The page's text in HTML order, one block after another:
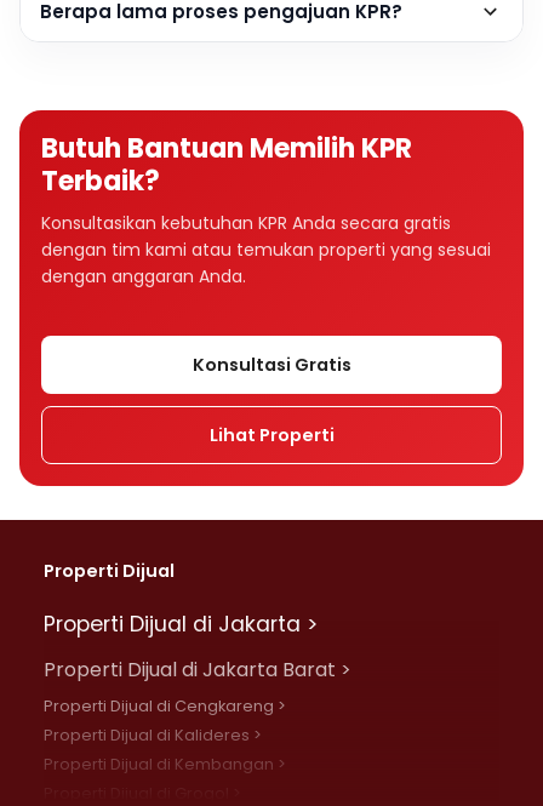
Berapa lama proses pengajuan KPR?
Butuh Bantuan Memilih KPR
Terbaik?
Konsultasikan kebutuhan KPR Anda secara gratis
dengan tim kami atau temukan properti yang sesuai
dengan anggaran Anda.
Konsultasi Gratis
Lihat Properti
Properti Dijual
Properti Dijual di Jakarta >
Properti Dijual di Jakarta Barat >
Properti Dijual di Cengkareng >
Properti Dijual di Kalideres >
Properti Dijual di Kembangan >